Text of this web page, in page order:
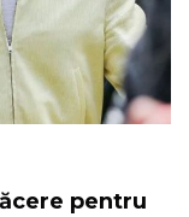
pentru